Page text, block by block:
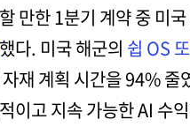
만한 1분기 계약 중 미
했다. 미국 해군의 쉽 OS
재 계획 시간을 94% 줄
이고 지속 가능한 AI 수